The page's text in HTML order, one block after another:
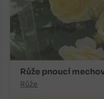
Růže pnoucí
Růže